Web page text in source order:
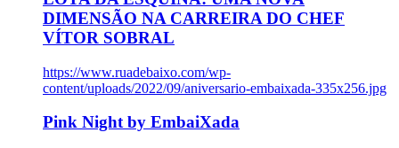
DIMENSÃO NA CARREIRA DO CHEF
VÍTOR SOBRAL
https://www.ruadebaixo.com/wp-
content/uploads/2022/09/aniversario-embaixada-335x256.jpg
Pink Night by EmbaiXada